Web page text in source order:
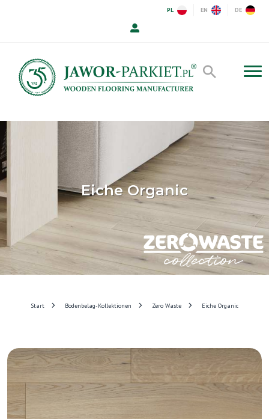
PL EN DE
Eiche Organic
Start Bodenbelag-Kollektionen Zero Waste Eiche Organic